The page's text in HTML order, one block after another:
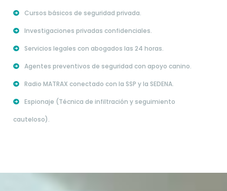
Cursos básicos de seguridad privada.
Investigaciones privadas confidenciales.
Servicios legales con abogados las 24 horas.
Agentes preventivos de seguridad con apoyo canino.
Radio MATRAX conectado con la SSP y la SEDENA.
Espionaje (Técnica de infiltración y seguimiento
cauteloso).